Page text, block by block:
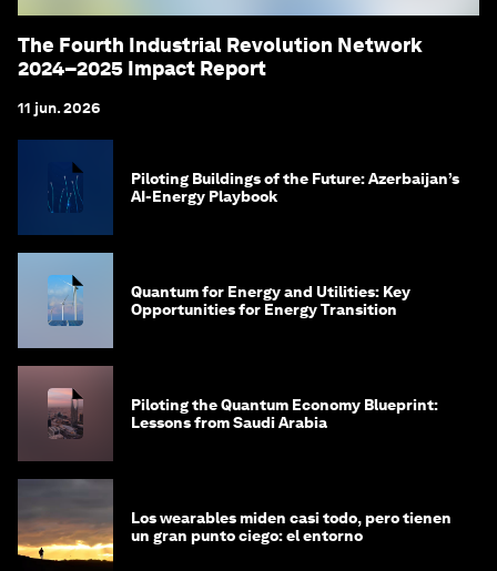
The Fourth Industrial Revolution Network
2024–2025 Impact Report
11 jun. 2026
Piloting Buildings of the Future: Azerbaijan’s
AI-Energy Playbook
Quantum for Energy and Utilities: Key
Opportunities for Energy Transition
Piloting the Quantum Economy Blueprint:
Lessons from Saudi Arabia
Los wearables miden casi todo, pero tienen
un gran punto ciego: el entorno